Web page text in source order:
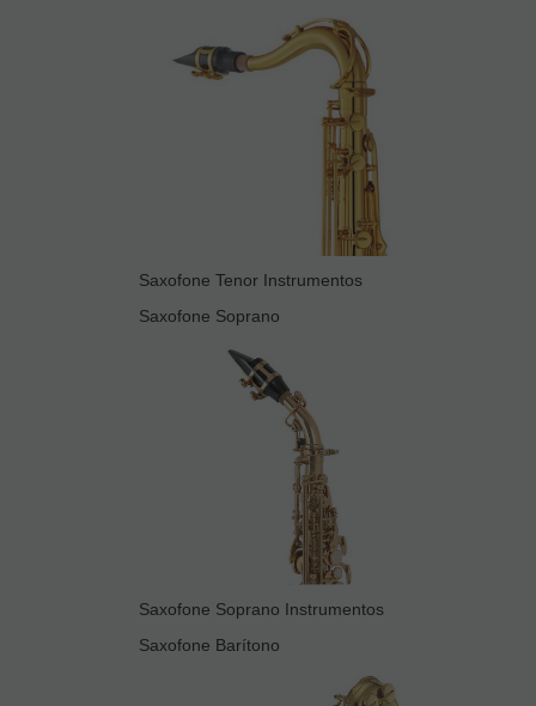
Saxofone Tenor Instrumentos
Saxofone Soprano
Saxofone Soprano Instrumentos
Saxofone Barítono